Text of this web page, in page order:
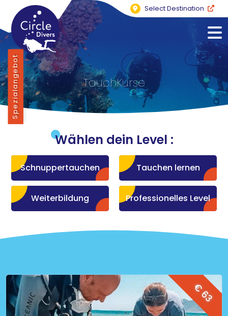
Select Destination
TauchKurse
Wählen dein Level :
Schnuppertauchen Tauchen lernen
Weiterbildung Professionelles Level
€ 63
Spezialangebot